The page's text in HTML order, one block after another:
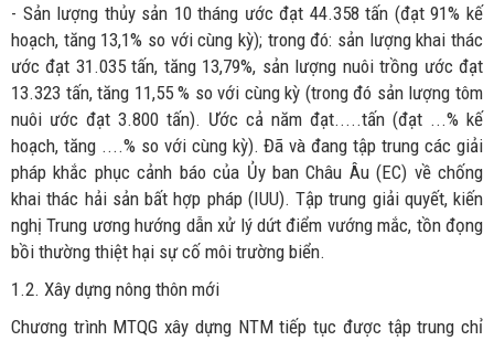
- Sản lượng thủy sản 10 tháng ước đạt 44.358 tấn (đạt 91% kế
hoạch, tăng 13,1% so với cùng kỳ); trong đó: sản lượng khai thác
ước đạt 31.035 tấn, tăng 13,79%, sản lượng nuôi trồng ước đạt
13.323 tấn, tăng 11,55 % so với cùng kỳ (trong đó sản lượng tôm
nuôi ước đạt 3.800 tấn). Ước cả năm đạt.....tấn (đạt ...% kế
hoạch, tăng ....% so với cùng kỳ). Đã và đang tập trung các giải
pháp khắc phục cảnh báo của Ủy ban Châu Âu (EC) về chống
khai thác hải sản bất hợp pháp (IUU). Tập trung giải quyết, kiến
nghị Trung ương hướng dẫn xử lý dứt điểm vướng mắc, tồn đọng
bồi thường thiệt hại sự cố môi trường biển.
1.2. Xây dựng nông thôn mới
Chương trình MTQG xây dựng NTM tiếp tục được tập trung chỉ